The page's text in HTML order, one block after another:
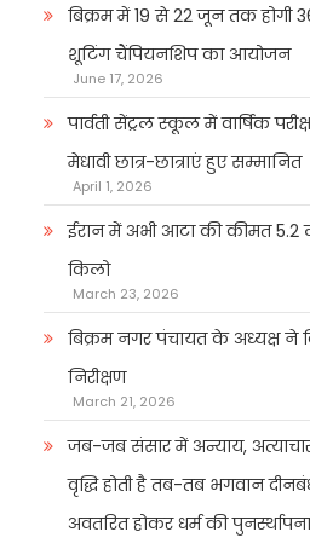
बिक्रम में 19 से 22 जून तक होगी
शूटिंग चैंपियनशिप का आयोजन
June 17, 2026
पार्वती सेंट्रल स्कूल में वार्षिक
मेधावी छात्र-छात्राएं हुए सम्मानित
April 1, 2026
ईरान में अभी आटा की कीमत 5.2
किलो
March 23, 2026
बिक्रम नगर पंचायत के अध्यक्ष ने
निरीक्षण
March 21, 2026
जब-जब संसार में अन्याय,
वृद्धि होती है तब-तब भगवान
अवतरित होकर धर्म की